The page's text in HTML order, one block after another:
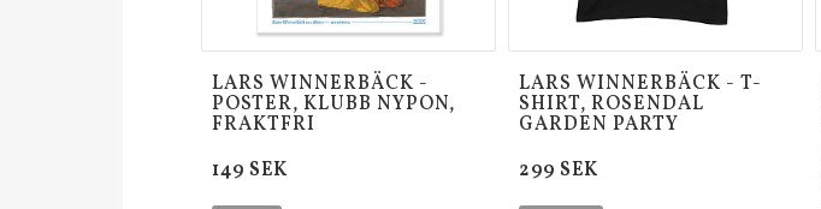
LARS WINNERBÄCK -
POSTER, KLUBB NYPON,
FRAKTFRI
149 SEK
LARS WINNERBÄCK - T-
SHIRT, ROSENDAL
GARDEN PARTY
299 SEK